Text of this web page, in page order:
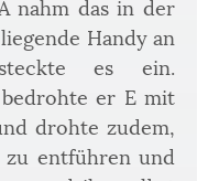
nahm das in der
Handy an
es ein.
er E mit
drohte zudem,
entführen und